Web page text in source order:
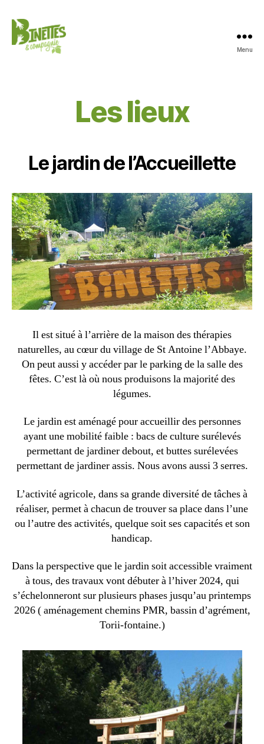
Menu
Les lieux
Le jardin de l’Accueillette
Il est situé à l’arrière de la maison des thérapies
naturelles, au cœur du village de St Antoine l’Abbaye.
On peut aussi y accéder par le parking de la salle des
fêtes. C’est là où nous produisons la majorité des
légumes.
Le jardin est aménagé pour accueillir des personnes
ayant une mobilité faible : bacs de culture surélevés
permettant de jardiner debout, et buttes surélevées
permettant de jardiner assis. Nous avons aussi 3 serres.
L’activité agricole, dans sa grande diversité de tâches à
réaliser, permet à chacun de trouver sa place dans l’une
ou l’autre des activités, quelque soit ses capacités et son
handicap.
Dans la perspective que le jardin soit accessible vraiment
à tous, des travaux vont débuter à l’hiver 2024, qui
s’échelonneront sur plusieurs phases jusqu’au printemps
2026 ( aménagement chemins PMR, bassin d’agrément,
Torii-fontaine.)